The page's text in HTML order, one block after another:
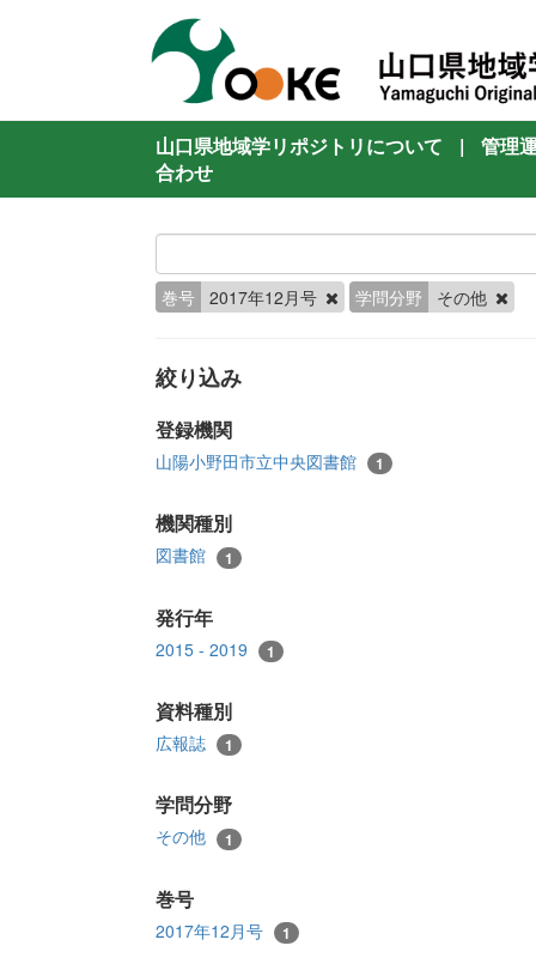
山口県地域学リポジトリについて |
管理
合わせ
巻号 2017年12月号 学問分野 その他
絞り込み
登録機関
山陽小野田市立中央図書館 1
機関種別
図書館 1
発行年
2015 - 2019 1
資料種別
広報誌 1
学問分野
その他 1
巻号
2017年12月号 1